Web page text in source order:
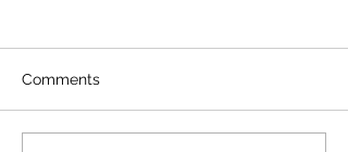
Comments